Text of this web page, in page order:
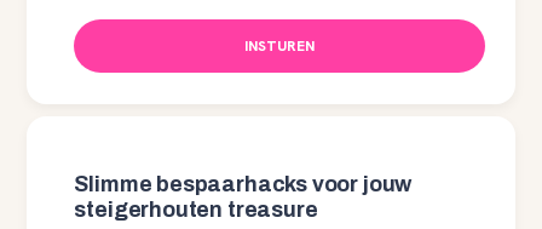
INSTUREN
Slimme bespaarhacks voor jouw
steigerhouten treasure